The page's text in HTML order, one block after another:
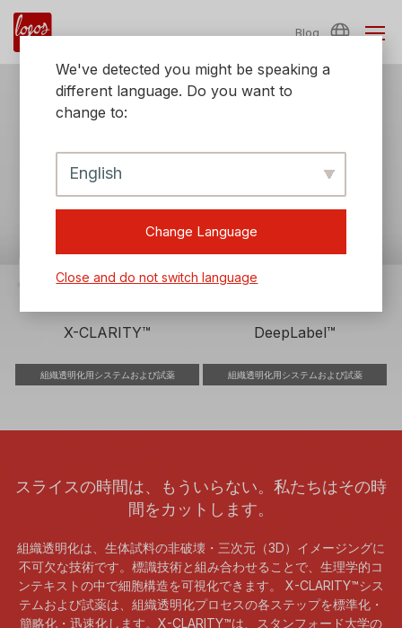
Blog
高解像度3Dイメージングのための
組織透明化技術
X-CLARITY™
組織透明化用システムおよび試薬
DeepLabel™
組織透明化用システムおよび試薬
スライスの時間は、もういらない。私たちはその時
間をカットします。
組織透明化は、生体試料の非破壊・三次元（3D）イメージングに
不可欠な技術です。標識技術と組み合わせることで、生理学的コ
ンテキストの中で細胞構造を可視化できます。 X-CLARITY™シス
テムおよび試薬は、組織透明化プロセスの各ステップを標準化・
簡略化・迅速化します。X-CLARITY™は、スタンフォード大学の
We've detected you might be speaking a
different language. Do you want to
change to:
English
Change Language
Close and do not switch language